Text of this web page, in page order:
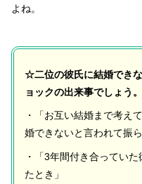
よね。
☆二位の彼氏に結婚でき
ョックの出来事でしょう。
・「お互い結婚まで考え
婚できないと言われて振ら
・「3年間付き合ってい
たとき」